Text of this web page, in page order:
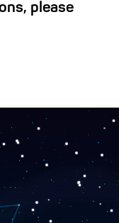
please